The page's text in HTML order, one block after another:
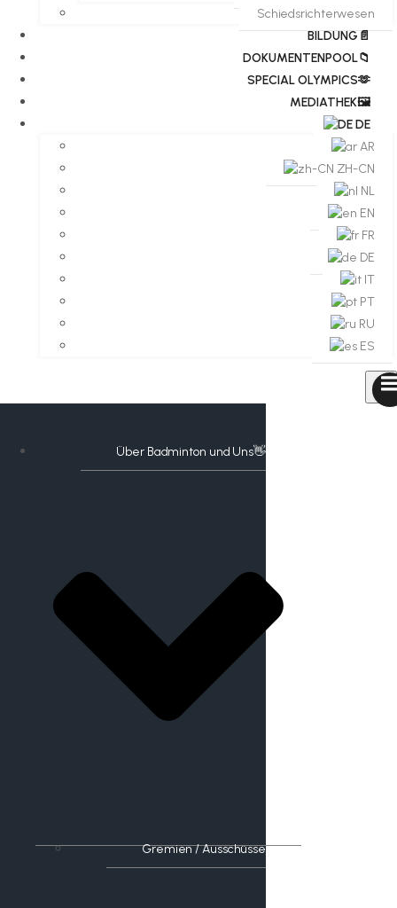
Schiedsrichterwesen
BILDUNG📄
DOKUMENTENPOOL📁
​​SPECIAL OLYMPICS🫶
MEDIATHEK🖼️​
DE
AR
ZH-CN
NL
EN
FR
DE
IT
PT
RU
ES
Über Badminton und Uns👋
Gremien / Ausschüsse